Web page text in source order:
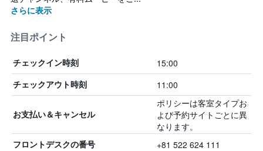
さらに表示
注目ポイント
チェックイン時刻 15:00
チェックアウト時刻 11:00
お支払い＆キャンセル
ポリシーは客室タイプお
よび予約サイトごとに異
なります。
フロントデスクの番号 +81 522 624 111